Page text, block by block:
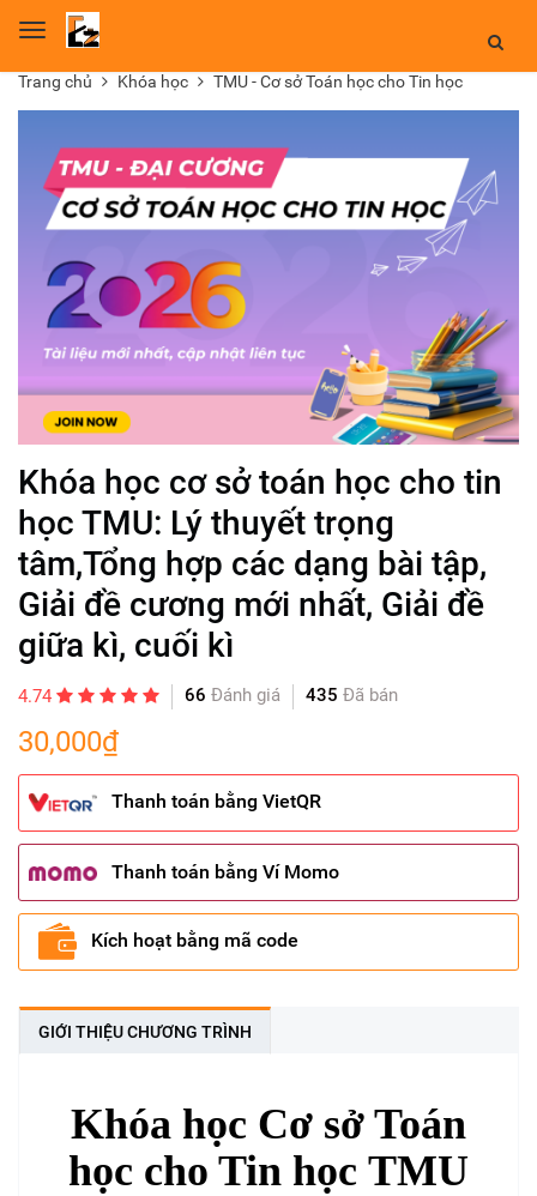
Toggle
Trang chủ Khóa học TMU - Cơ sở Toán học cho Tin học
Khóa học cơ sở toán học cho tin
học TMU: Lý thuyết trọng
tâm,Tổng hợp các dạng bài tập,
Giải đề cương mới nhất, Giải đề
giữa kì, cuối kì
4.74 66 Đánh giá 435 Đã bán
30,000₫
Thanh toán bằng VietQR
Thanh toán bằng Ví Momo
Kích hoạt bằng mã code
GIỚI THIỆU CHƯƠNG TRÌNH
Khóa học Cơ sở Toán
học cho Tin học TMU